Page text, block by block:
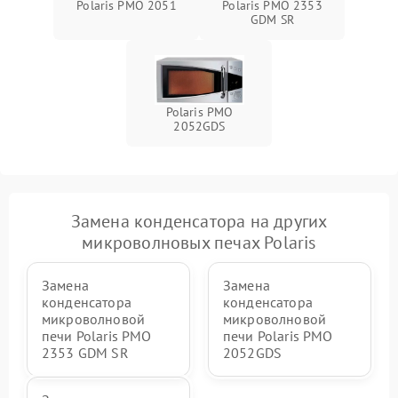
Polaris PMO 2051
Polaris PMO 2353
GDM SR
Polaris PMO
2052GDS
Замена конденсатора на других
микроволновых печах Polaris
Замена
конденсатора
микроволновой
печи Polaris PMO
2353 GDM SR
Замена
конденсатора
микроволновой
печи Polaris PMO
2052GDS